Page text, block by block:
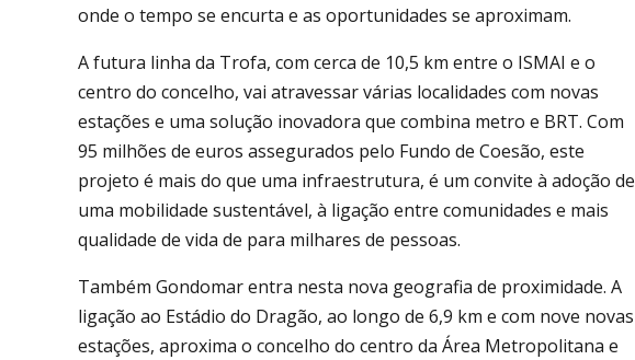
onde o tempo se encurta e as oportunidades se aproximam.
A futura linha da Trofa, com cerca de 10,5 km entre o ISMAI e o
centro do concelho, vai atravessar várias localidades com novas
estações e uma solução inovadora que combina metro e BRT. Com
95 milhões de euros assegurados pelo Fundo de Coesão, este
projeto é mais do que uma infraestrutura, é um convite à adoção de
uma mobilidade sustentável, à ligação entre comunidades e mais
qualidade de vida de para milhares de pessoas.
Também Gondomar entra nesta nova geografia de proximidade. A
ligação ao Estádio do Dragão, ao longo de 6,9 km e com nove novas
estações, aproxima o concelho do centro da Área Metropolitana e